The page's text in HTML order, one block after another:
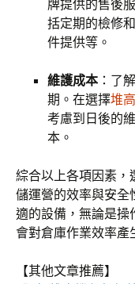
牌提供的售後
括定期的檢修
件提供等。
維護成本：了解
期。在選擇堆
考慮到日後的
本。
綜合以上各項因素，
儲運營的效率與安全
適的設備，無論是操
會對倉庫作業效率產
【其他文章推薦】